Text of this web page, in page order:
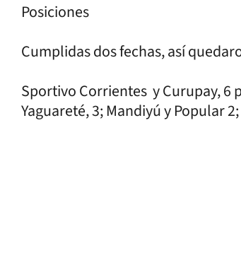
Posiciones
Cumplidas dos fechas, así
Sportivo Corrientes y Curupay, 6
Yaguareté, 3; Mandiyú y Popular